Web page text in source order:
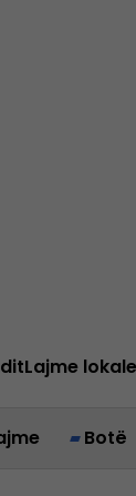
Lajme lokale
Botë